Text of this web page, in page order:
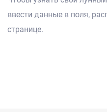
ввести данные в поля,
странице.